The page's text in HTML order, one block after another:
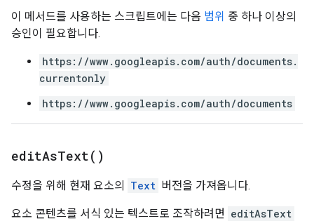
이 메서드를 사용하는 스크립트에는 다음 범위 중 하나 이상의
승인이 필요합니다.
https://www.googleapis.com/auth/documents.
currentonly
https://www.googleapis.com/auth/documents
editAsText( )
수정을 위해 현재 요소의 Text 버전을 가져옵니다.
요소 콘텐츠를 서식 있는 텍스트로 조작하려면 editAsText